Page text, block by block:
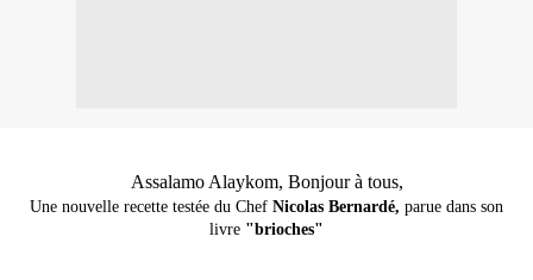
Assalamo Alaykom, Bonjour à tous,
Une nouvelle recette testée du Chef Nicolas Bernardé, parue dans son
livre "brioches"